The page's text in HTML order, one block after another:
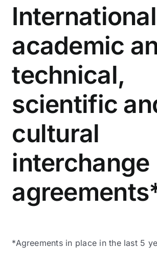
International
academic
technical,
scientific
cultural
interchange
*Agreements in place in the last 5